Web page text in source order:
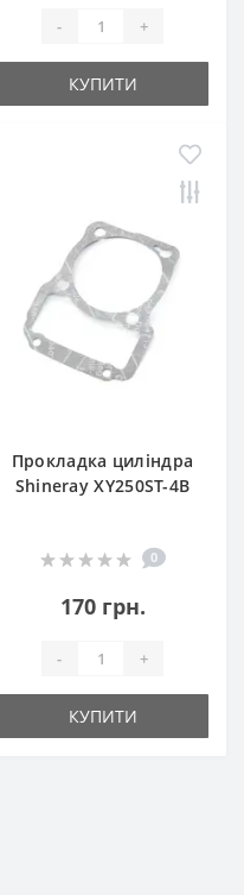
- +
КУПИТИ
Прокладка циліндра
Shineray XY250ST-4B
0
170 грн.
- +
КУПИТИ